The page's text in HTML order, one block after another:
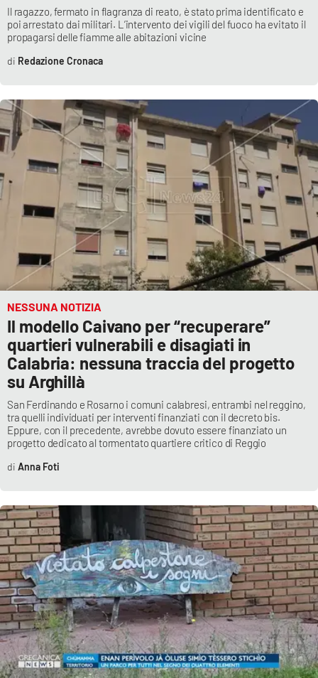
Il ragazzo, fermato in flagranza di reato, è stato prima identificato e
poi arrestato dai militari. L’intervento dei vigili del fuoco ha evitato il
propagarsi delle fiamme alle abitazioni vicine
Redazione Cronaca
NESSUNA NOTIZIA
Il modello Caivano per “recuperare”
quartieri vulnerabili e disagiati in
Calabria: nessuna traccia del progetto
su Arghillà
San Ferdinando e Rosarno i comuni calabresi, entrambi nel reggino,
tra quelli individuati per interventi finanziati con il decreto bis.
Eppure, con il precedente, avrebbe dovuto essere finanziato un
progetto dedicato al tormentato quartiere critico di Reggio
Anna Foti